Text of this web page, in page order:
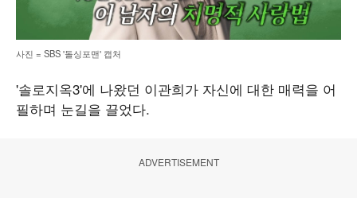
사진 = SBS '돌싱포맨' 캡처
'솔로지옥3'에 나왔던 이관희가 자신에 대한 매력을 어
필하며 눈길을 끌었다.
ADVERTISEMENT